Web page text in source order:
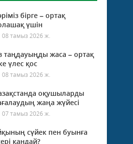
бірге – ортақ
үшін
08 тамыз 2026 ж.
таңдауыңды жаса – ортақ
үлес қос
08 тамыз 2026 ж.
оқушыларды
жаңа жүйесі
07 тамыз 2026 ж.
сүйек пен буынға
қандай?